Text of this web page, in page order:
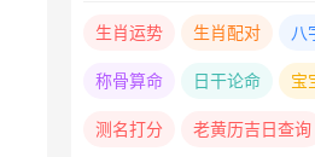
生肖运势 生肖配对 八
称骨算命 日干论命 宝
测名打分 老黄历吉日查询